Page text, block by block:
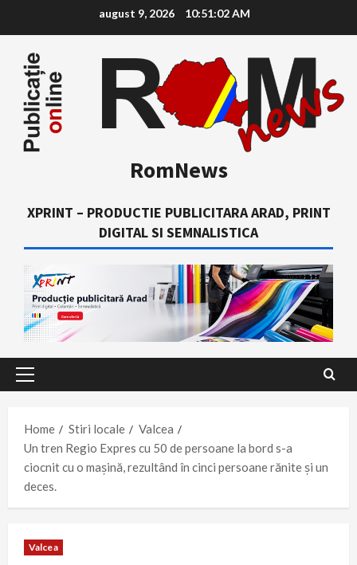
content
august 9, 2026 10:51:03 AM
RomNews
XPRINT – PRODUCTIE PUBLICITARA ARAD, PRINT
DIGITAL SI SEMNALISTICA
Primary
Home
Stiri locale
Valcea
Un tren Regio Expres cu 50 de persoane la bord s-a
ciocnit cu o mașină, rezultând în cinci persoane rănite și un
deces.
Valcea